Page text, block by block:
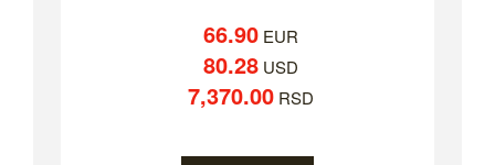
66.90EUR
80.28USD
7,370.00RSD